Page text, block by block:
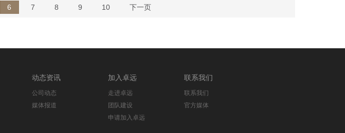
6 7 8 9 10 下一页
动态资讯
公司动态
媒体报道
加入卓远
走进卓远
团队建设
申请加入卓远
联系我们
联系我们
官方媒体